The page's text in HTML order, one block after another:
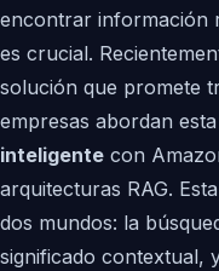
encontrar información
es crucial.
solución que promete
empresas abordan
inteligente con
arquitecturas RAG.
dos mundos: la
significado contextual,